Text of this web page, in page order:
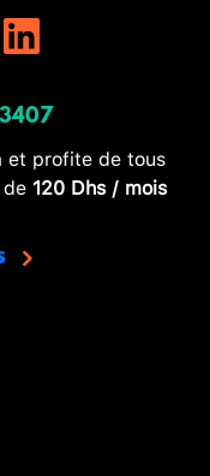
et profite de tous
120 Dhs / mois